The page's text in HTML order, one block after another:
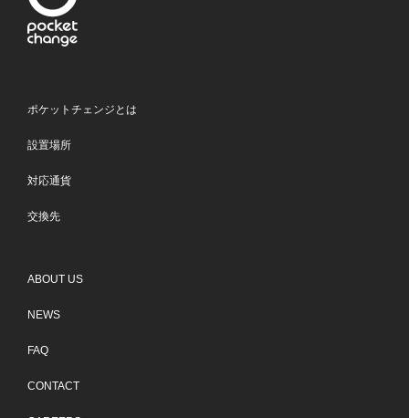
ポケットチェンジとは
設置場所
対応通貨
交換先
ABOUT US
NEWS
FAQ
CONTACT